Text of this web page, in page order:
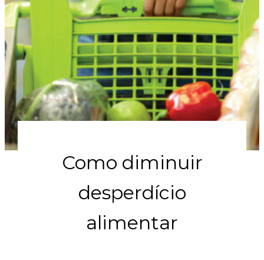
Como diminuir
desperdício
alimentar